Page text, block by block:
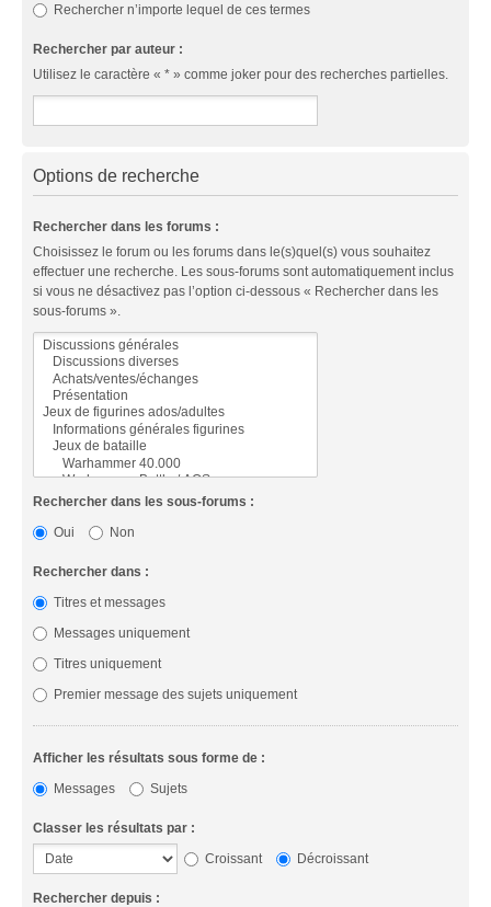
Rechercher n’importe lequel de ces termes
Rechercher par auteur :
Utilisez le caractère « * » comme joker pour des recherches partielles.
Options de recherche
Rechercher dans les forums :
Choisissez le forum ou les forums dans le(s)quel(s) vous souhaitez
effectuer une recherche. Les sous-forums sont automatiquement inclus
si vous ne désactivez pas l’option ci-dessous « Rechercher dans les
sous-forums ».
Rechercher dans les sous-forums :
Oui
Non
Rechercher dans :
Titres et messages
Messages uniquement
Titres uniquement
Premier message des sujets uniquement
Afficher les résultats sous forme de :
Messages
Sujets
Classer les résultats par :
Croissant
Décroissant
Rechercher depuis :